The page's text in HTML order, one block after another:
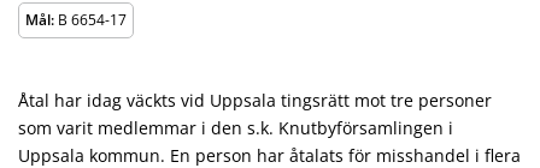
Mål: B 6654-17
Åtal har idag väckts vid Uppsala tingsrätt mot tre personer
som varit medlemmar i den s.k. Knutbyförsamlingen i
Uppsala kommun. En person har åtalats för misshandel i flera